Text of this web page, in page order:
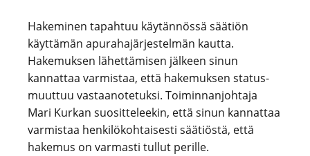
Hakeminen tapahtuu käytännössä säätiön
käyttämän apurahajärjestelmän kautta.
Hakemuksen lähettämisen jälkeen sinun
kannattaa varmistaa, että hakemuksen status-
muuttuu vastaanotetuksi. Toiminnanjohtaja
Mari Kurkan suositteleekin, että sinun kannattaa
varmistaa henkilökohtaisesti säätiöstä, että
hakemus on varmasti tullut perille.